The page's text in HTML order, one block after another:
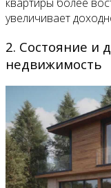
увеличивает
2. Состояние и
недвижимость